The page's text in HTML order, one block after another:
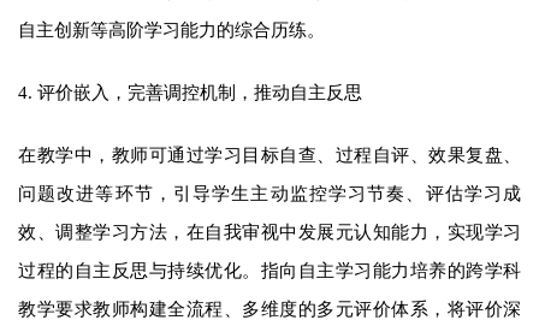
自主创新等高阶学习能力的综合历练。
4. 评价嵌入，完善调控机制，推动自主反思
在教学中，教师可通过学习目标自查、过程自评、效果复盘、
问题改进等环节，引导学生主动监控学习节奏、评估学习成
效、调整学习方法，在自我审视中发展元认知能力，实现学习
过程的自主反思与持续优化。指向自主学习能力培养的跨学科
教学要求教师构建全流程、多维度的多元评价体系，将评价深